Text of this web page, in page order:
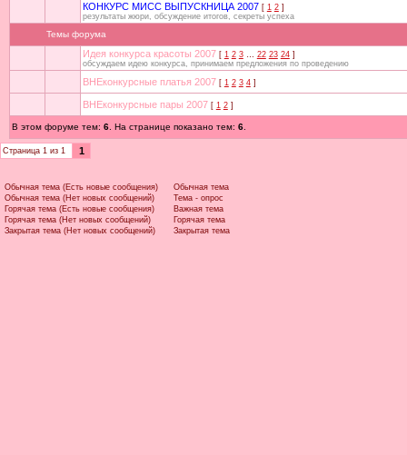
КОНКУРС МИСС ВЫПУСКНИЦА 2007 [ 1 2]
результаты жюри, обсуждение итогов, секреты успеха
Темы форума
Идея конкурса красоты 2007 [ 1 2 3… 22 23 24]
обсуждаем идею конкурса, принимаем предложения по проведению
ВНЕконкурсные платья 2007 [ 1 2 3 4]
ВНЕконкурсные пары 2007 [ 1 2]
В этом форуме тем: 6. На странице показано тем: 6.
Страница 1 из 1 1
Обычная тема (Есть новые сообщения)
Обычная тема
Обычная тема (Нет новых сообщений)
Тема - опрос
Горячая тема (Есть новые сообщения)
Важная тема
Горячая тема (Нет новых сообщений)
Горячая тема
Закрытая тема (Нет новых сообщений)
Закрытая тема